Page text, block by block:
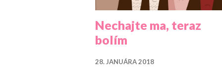
Nechajte ma, teraz
bolím
28. JANUÁRA 2018